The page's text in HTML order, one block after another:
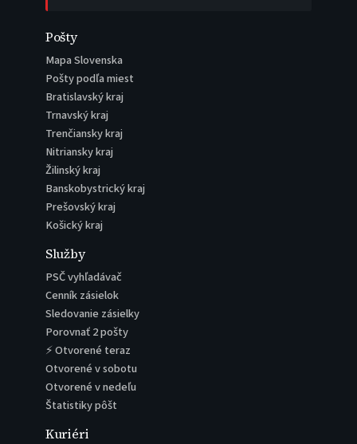
Pošty
Mapa Slovenska
Pošty podľa miest
Bratislavský kraj
Trnavský kraj
Trenčiansky kraj
Nitriansky kraj
Žilinský kraj
Banskobystrický kraj
Prešovský kraj
Košický kraj
Služby
PSČ vyhľadávač
Cenník zásielok
Sledovanie zásielky
Porovnať 2 pošty
⚡ Otvorené teraz
Otvorené v sobotu
Otvorené v nedeľu
Štatistiky pôšt
Kuriéri